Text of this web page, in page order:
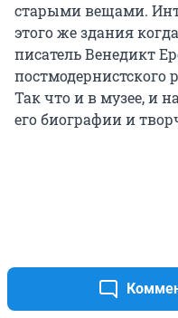
старыми вещами.
этого же здания
писатель Венедикт
Так что и в музее, и
его биографии и